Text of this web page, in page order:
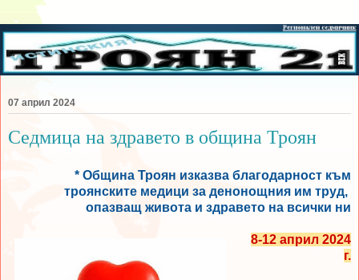
07 април 2024
Седмица на здравето в община Троян
* Община Троян изказва благодарност към
троянските медици за денонощния им труд,
опазващ живота и здравето на всички ни
8-12 април 2024
г.